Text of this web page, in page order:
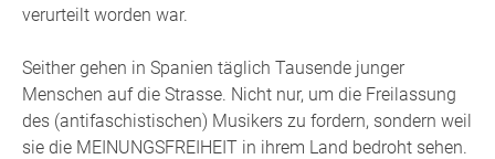
verurteilt worden war.
Seither gehen in Spanien täglich Tausende junger
Menschen auf die Strasse. Nicht nur, um die Freilassung
des (antifaschistischen) Musikers zu fordern, sondern weil
sie die MEINUNGSFREIHEIT in ihrem Land bedroht sehen.